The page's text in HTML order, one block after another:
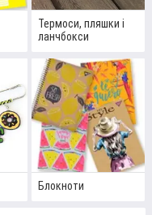
Термоси, пляшки і
ланчбокси
Блокноти